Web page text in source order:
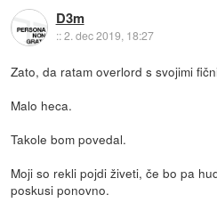
D3m
::2. dec 2019, 18:27
Zato, da ratam overlord s svojimi
Malo heca.
Takole bom povedal.
Moji so rekli pojdi živeti, če bo pa
poskusi ponovno.